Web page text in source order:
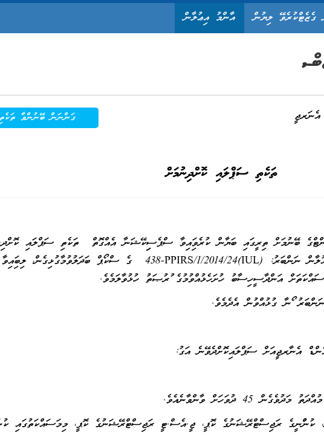
ގެޒެޓްކުރެވޭ ލިޔުން އާންމު އިޢުލާން
ގަންނަން ބޭނުންވާ
ތަކެތި ސަޕްލައި ކޮށްދިނުމަށް
ބޭނުމަށް ތިރީގައި ބަޔާން ކުރެވިފައިވާ ސްޕެސިފިކޭޝަނާ އެއްގޮތް ތަކެތި ސަޕްލައި
14 އެޕްރީލް 2014ވި ދުވަހު ކުރެވުނު އިއުލާން ނަންބަރު: (IUL)438-PPIRS/1/2014/24 ގެ ސްކޯޕް ބަދަލުވުމާގުޅިގެން، ލިބިފައިވާ
އަންދާސީހިސާބު ހުށަހެޅުއްވުމުގެ ފުރުޞަތު ހުޅުވާލަމެވެ.
އެނާރޖީއަށް ސަޕްލައިކޮށްދެވޭނެ އަގު:
45 ދުވަހަށް ވާންވާނެއެވެ.
ކުންފުނީގެ ރަޖިސްޓްރޭޝަނުގެ ކޮޕީ، ޖީ.އެސް.ޓީ ރަޖިސްޓްރޭޝަނުގެ ކޮޕީ، މިމަސައްކަތުގައި